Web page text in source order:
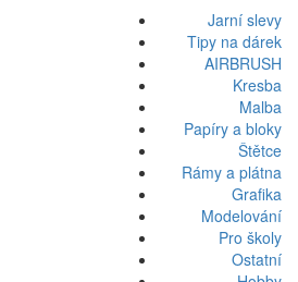
Jarní slevy
Tipy na dárek
AIRBRUSH
Kresba
Malba
Papíry a bloky
Štětce
Rámy a plátna
Grafika
Modelování
Pro školy
Ostatní